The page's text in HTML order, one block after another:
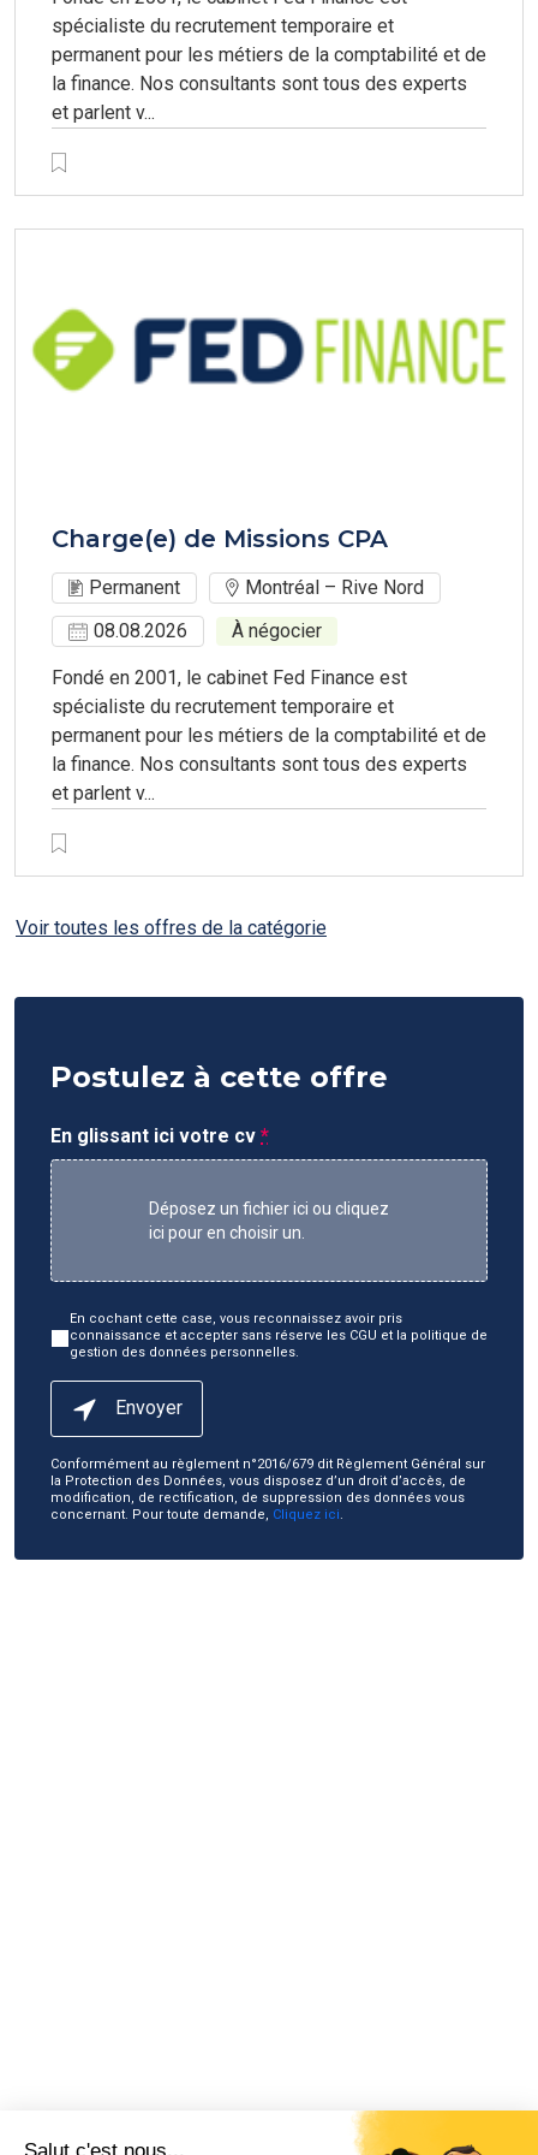
spécialiste du recrutement temporaire et
permanent pour les métiers de la comptabilité et de
la finance. Nos consultants sont tous des experts
et parlent v...
Charge(e) de Missions CPA
Permanent
Montréal – Rive Nord
08.08.2026
À négocier
Fondé en 2001, le cabinet Fed Finance est
spécialiste du recrutement temporaire et
permanent pour les métiers de la comptabilité et de
la finance. Nos consultants sont tous des experts
et parlent v...
Voir toutes les offres de la catégorie
Postulez à cette offre
En glissant ici votre cv *
Déposez un fichier ici ou cliquez
ici pour en choisir un.
En cochant cette case, vous reconnaissez avoir pris
connaissance et accepter sans réserve les CGU et la politique de
gestion des données personnelles.
Envoyer
Conformément au règlement n°2016/679 dit Règlement Général sur
la Protection des Données, vous disposez d’un droit d’accès, de
modification, de rectification, de suppression des données vous
concernant. Pour toute demande, Cliquez ici.